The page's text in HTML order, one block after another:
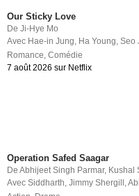
Our Sticky Love
DeJi-Hye Mo
Avec Hae-in Jung, Ha Young,Seo
Romance,Comédie
7 août 2026 sur Netflix
Operation Safed Saagar
DeAbhijeet Singh Parmar, Kushal
AvecSiddharth,Jimmy Shergill ,